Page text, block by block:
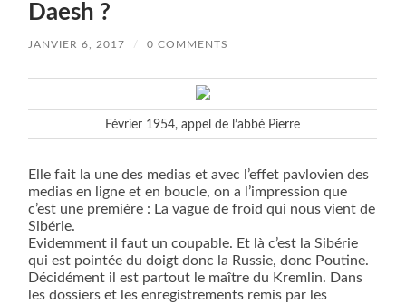
Daesh ?
JANVIER 6, 2017 / 0 COMMENTS
Février 1954, appel de l’abbé Pierre
Elle fait la une des medias et avec l’effet pavlovien des
medias en ligne et en boucle, on a l’impression que
c’est une première : La vague de froid qui nous vient de
Sibérie.
Evidemment il faut un coupable. Et là c’est la Sibérie
qui est pointée du doigt donc la Russie, donc Poutine.
Décidément il est partout le maître du Kremlin. Dans
les dossiers et les enregistrements remis par les